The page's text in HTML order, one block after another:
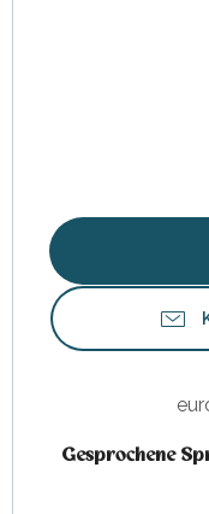
Gesprochene
Gesprochene